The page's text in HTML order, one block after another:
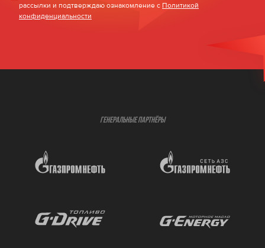
рассылки и подтверждаю ознакомление с Политикой
конфиденциальности
ГЕНЕРАЛЬНЫЕ ПАРТНЁРЫ